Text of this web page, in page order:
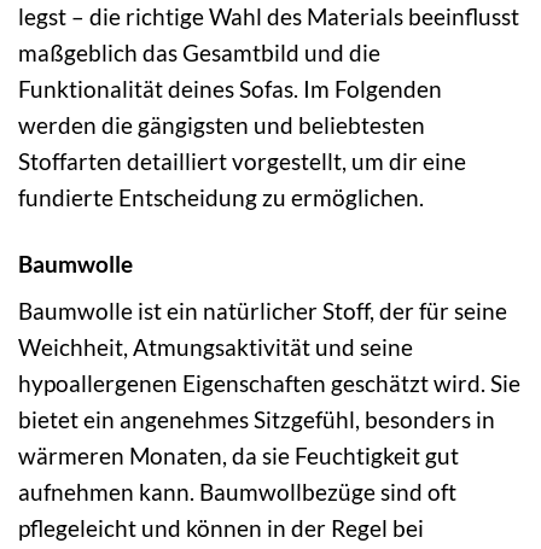
legst – die richtige Wahl des Materials beeinflusst
maßgeblich das Gesamtbild und die
Funktionalität deines Sofas. Im Folgenden
werden die gängigsten und beliebtesten
Stoffarten detailliert vorgestellt, um dir eine
fundierte Entscheidung zu ermöglichen.
Baumwolle
Baumwolle ist ein natürlicher Stoff, der für seine
Weichheit, Atmungsaktivität und seine
hypoallergenen Eigenschaften geschätzt wird. Sie
bietet ein angenehmes Sitzgefühl, besonders in
wärmeren Monaten, da sie Feuchtigkeit gut
aufnehmen kann. Baumwollbezüge sind oft
pflegeleicht und können in der Regel bei